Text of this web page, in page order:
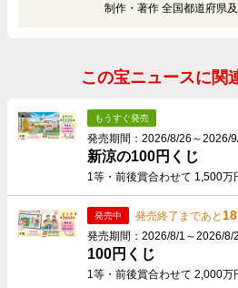
制作・著作 全国都道府県
この宝ニュースに関
もうすぐ発売
発売期間：2026/8/26～2026/
新涼の100円くじ
1等・前後賞合わせて 1,500万
発売中 発売終了まであと18
発売期間：2026/8/1～2026/8/
100円くじ
1等・前後賞合わせて 2,000万